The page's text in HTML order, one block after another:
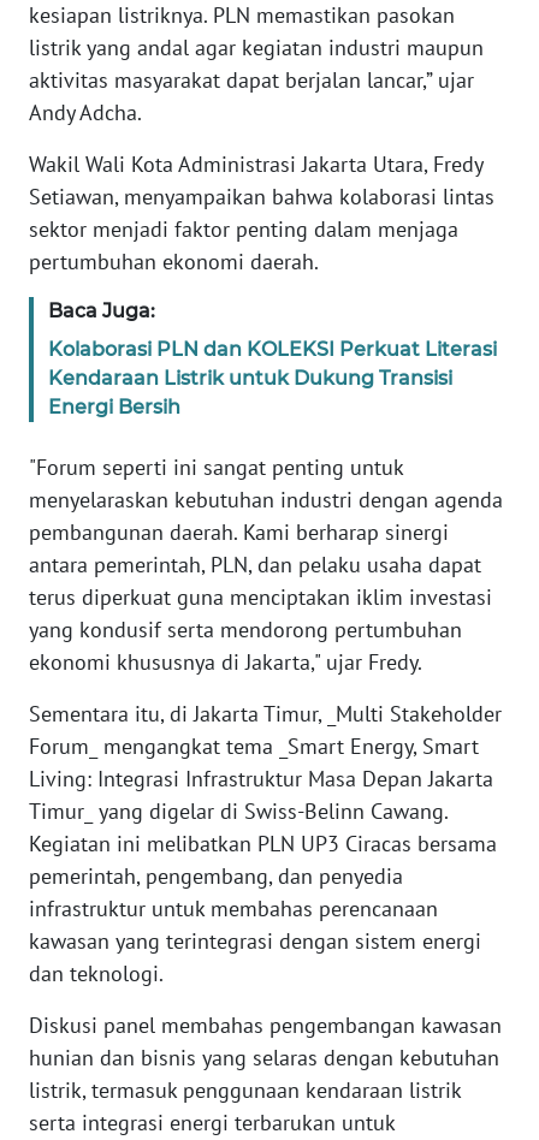
kesiapan listriknya. PLN memastikan pasokan
listrik yang andal agar kegiatan industri maupun
aktivitas masyarakat dapat berjalan lancar,” ujar
Andy Adcha.
Wakil Wali Kota Administrasi Jakarta Utara, Fredy
Setiawan, menyampaikan bahwa kolaborasi lintas
sektor menjadi faktor penting dalam menjaga
pertumbuhan ekonomi daerah.
Baca Juga:
Kolaborasi PLN dan KOLEKSI Perkuat Literasi
Kendaraan Listrik untuk Dukung Transisi
Energi Bersih
"Forum seperti ini sangat penting untuk
menyelaraskan kebutuhan industri dengan agenda
pembangunan daerah. Kami berharap sinergi
antara pemerintah, PLN, dan pelaku usaha dapat
terus diperkuat guna menciptakan iklim investasi
yang kondusif serta mendorong pertumbuhan
ekonomi khususnya di Jakarta," ujar Fredy.
Sementara itu, di Jakarta Timur, _Multi Stakeholder
Forum_ mengangkat tema _Smart Energy, Smart
Living: Integrasi Infrastruktur Masa Depan Jakarta
Timur_ yang digelar di Swiss-Belinn Cawang.
Kegiatan ini melibatkan PLN UP3 Ciracas bersama
pemerintah, pengembang, dan penyedia
infrastruktur untuk membahas perencanaan
kawasan yang terintegrasi dengan sistem energi
dan teknologi.
Diskusi panel membahas pengembangan kawasan
hunian dan bisnis yang selaras dengan kebutuhan
listrik, termasuk penggunaan kendaraan listrik
serta integrasi energi terbarukan untuk
JABAR
WN
BANTEN
WN
NTT
KEPRI
WN
WN
PAPUA
BARAT
WN
RIAU
WN
JAMBI
WN
SULTRA
WN
WN
SULTENG